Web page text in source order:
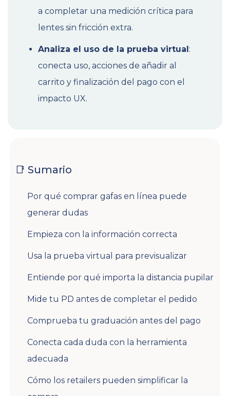
a completar una medición crítica para
lentes sin fricción extra.
Analiza el uso de la prueba virtual:
conecta uso, acciones de añadir al
carrito y finalización del pago con el
impacto UX.
📑 Sumario
Por qué comprar gafas en línea puede
generar dudas
Empieza con la información correcta
Usa la prueba virtual para previsualizar
Entiende por qué importa la distancia pupilar
Mide tu PD antes de completar el pedido
Comprueba tu graduación antes del pago
Conecta cada duda con la herramienta
adecuada
Cómo los retailers pueden simplificar la